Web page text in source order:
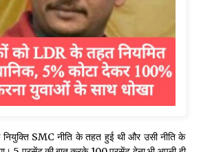
SMC नीति के तहत हुई थी और उसी नीति के